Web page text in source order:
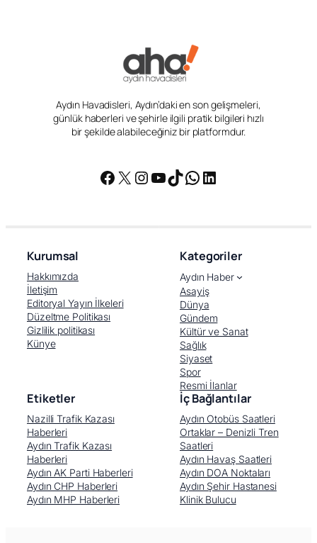
Facebook X (Twitter)
Aydın Havadisleri, Aydın’daki en son gelişmeleri,
günlük haberleri ve şehirle ilgili pratik bilgileri hızlı
bir şekilde alabileceğiniz bir platformdur.
Facebook
X Instagram
YouTube
TikTok
WhatsApp
LinkedIn
Kurumsal
Hakkımızda
İletişim
Editoryal Yayın İlkeleri
Düzeltme Politikası
Gizlilik politikası
Künye
Kategoriler
Aydın Haber
Asayiş
Dünya
Gündem
Kültür ve Sanat
Sağlık
Siyaset
Spor
Resmi İlanlar
Etiketler
Nazilli Trafik Kazası
Haberleri
Aydın Trafik Kazası
Haberleri
Aydın AK Parti Haberleri
Aydın CHP Haberleri
Aydın MHP Haberleri
İç Bağlantılar
Aydın Otobüs Saatleri
Ortaklar – Denizli Tren
Saatleri
Aydın Havaş Saatleri
Aydın DOA Noktaları
Aydın Şehir Hastanesi
Klinik Bulucu